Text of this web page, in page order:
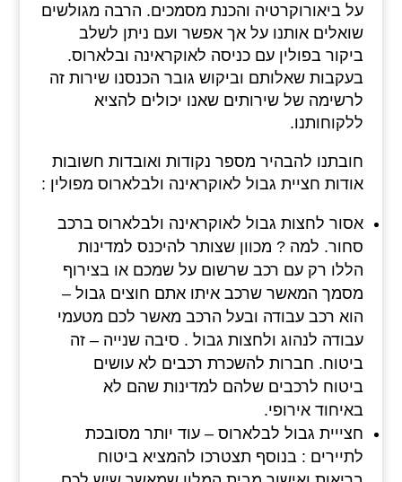
על ביאורוקרטיה והכנת מסמכים. הרבה מגולשים
שואלים אותנו על אך אפשר ועם ניתן לשלב
ביקור בפולין עם כניסה לאוקראינה ובלארוס.
בעקבות שאלותם וביקוש גובר הכנסנו שירות זה
לרשימה של שירותים שאנו יכולים להציא
ללקוחותנו.
חובתנו להבהיר מספר נקודות ואובדות חשובות
אודות חציית גבול לאוקראינה ולבלארוס מפולין :
אסור לחצות גבול לאוקראינה ולבלארוס ברכב
סחור. למה ? מכוון שצותר להיכנס למדינות
הללו רק עם רכב שרשום על שמכם או בצירוף
מסמך המאשר שרכב איתו אתם חוצים גבול –
הוא רכב עבודה ובעל הרכב מאשר לכם מטעמי
עבודה לנהוג ולחצות גבול . סיבה שנייה – זה
ביטוח. חברות להשכרת רכבים לא עושים
ביטוח לרכבים שלהם למדינות שהם לא
באיחוד אירופי.
חצייית גבול לבלארוס – עוד יותר מסובכת
לתיירים : בנוסף תצטרכו להמציא ביטוח